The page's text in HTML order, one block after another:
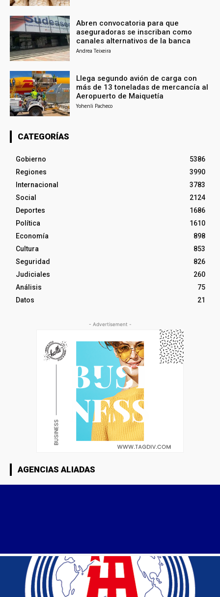
Abren convocatoria para que
aseguradoras se inscriban como
canales alternativos de la banca
Andrea Teixeira
Llega segundo avión de carga con
más de 13 toneladas de mercancía al
Aeropuerto de Maiquetía
Yohenli Pacheco
CATEGORÍAS
Gobierno
5386
Regiones
3990
Internacional
3783
Social
2124
Deportes
1686
Política
1610
Economía
898
Cultura
853
Seguridad
826
Judiciales
260
Análisis
75
Datos
21
- Advertisement -
AGENCIAS ALIADAS